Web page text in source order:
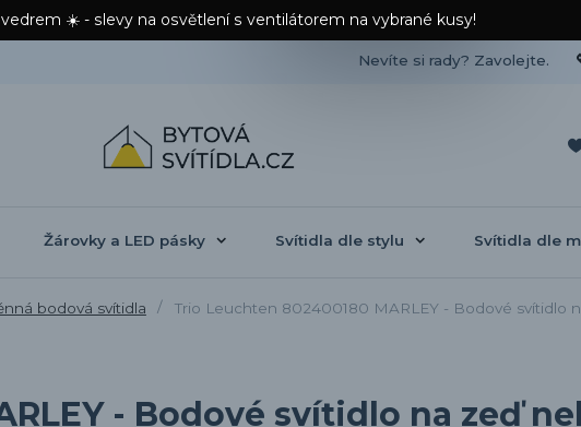
☀️ - slevy na osvětlení s ventilátorem na vybrané kusy!
Nevíte si rady? Zavolejte.
Žárovky a LED pásky Svítidla dle stylu Svítidla dle
bodová svítidla
Trio Leuchten 802400180 MARLEY - Bodové svítidlo
- Bodové svítidlo na zeď